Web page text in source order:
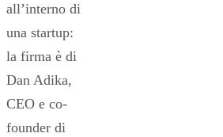
all’interno di
una startup:
la firma è di
Dan Adika,
CEO e co-
founder di